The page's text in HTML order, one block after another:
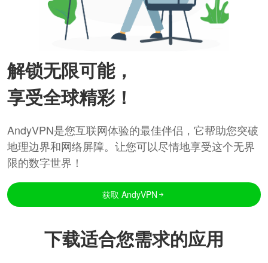
解锁无限可能，
享受全球精彩！
AndyVPN是您互联网体验的最佳伴侣，它帮助您突破
地理边界和网络屏障。让您可以尽情地享受这个无界
限的数字世界！
获取 AndyVPN
下载适合您需求的应用